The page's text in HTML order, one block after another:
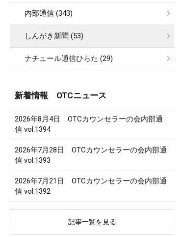
内部通信 (343)
しんがき新聞 (53)
ナチュール通信ひらた (29)
新着情報 OTCニュース
2026年8月4日 OTCカウンセラーの会内部通
信 vol.1394
2026年7月28日 OTCカウンセラーの会内部通
信 vol.1393
2026年7月21日 OTCカウンセラーの会内部通
信 vol.1392
記事一覧を見る